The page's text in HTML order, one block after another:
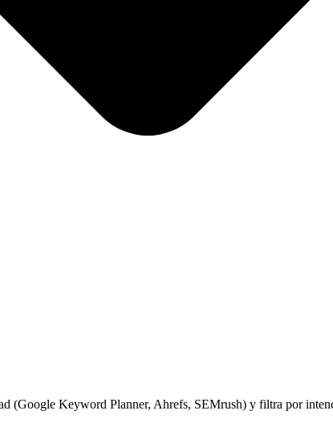
(Google Keyword Planner, Ahrefs, SEMrush) y filtra por